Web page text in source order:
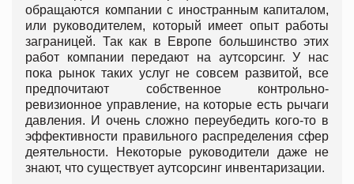
обращаются компании с иностранным капиталом,
или руководителем, который имеет опыт работы
заграницей. Так как в Европе большинство этих
работ компании передают на аутсорсинг. У нас
пока рынок таких услуг не совсем развитой, все
предпочитают собственное контрольно-
ревизионное управление, на которые есть рычаги
давления. И очень сложно переубедить кого-то в
эффективности правильного распределения сфер
деятельности. Некоторые руководители даже не
знают, что существует аутсорсинг инвентаризации.